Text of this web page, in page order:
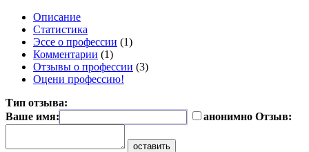
Описание
Статистика
Эссе о профессии (1)
Комментарии (1)
Отзывы о профессии (3)
Оцени профессию!
Тип отзыва:
Ваше имя:
анонимно Отзыв: